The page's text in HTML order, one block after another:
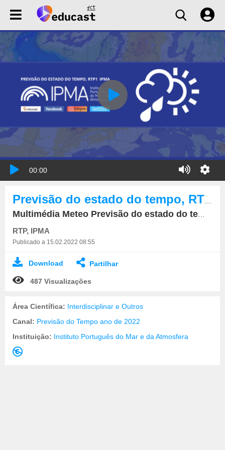
00:00
Multimédia Meteo Previsão do estado do tempo, RTP1, 15-02-2022, IPMA.
RTP, IPMA
Publicado a 15.02.2022 08:55
Download Partilhar
487 Visualizações
Área Científica: Interdisciplinar e Outros
Canal: Previsão do Tempo ano de 2022
Instituição: Instituto Português do Mar e da Atmosfera